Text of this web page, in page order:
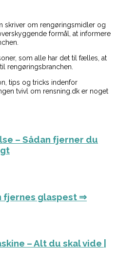
skriver om rengøringsmidler og
formål, at informere
som alle har det til fælles, at
rengøringsbranchen.
tips og tricks indenfor
tvivl om rensning.dk er noget
– Sådan fjerner du
fjernes glaspest ⇒
– Alt du skal vide |